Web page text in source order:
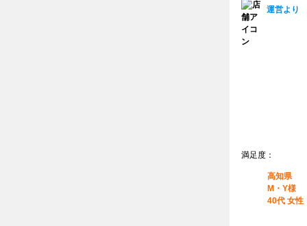
運営より
満足度：
高知県
M・Y様
40代 女性